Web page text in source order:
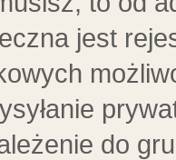
jest
do